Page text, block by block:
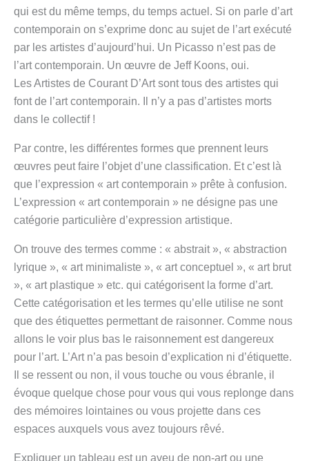
qui est du même temps, du temps actuel. Si on parle d’art
contemporain on s’exprime donc au sujet de l’art exécuté
par les artistes d’aujourd’hui. Un Picasso n’est pas de
l’art contemporain. Un œuvre de Jeff Koons, oui.
Les Artistes de Courant D’Art sont tous des artistes qui
font de l’art contemporain. Il n’y a pas d’artistes morts
dans le collectif !
Par contre, les différentes formes que prennent leurs
œuvres peut faire l’objet d’une classification. Et c’est là
que l’expression « art contemporain » prête à confusion.
L’expression « art contemporain » ne désigne pas une
catégorie particulière d’expression artistique.
On trouve des termes comme : « abstrait », « abstraction
lyrique », « art minimaliste », « art conceptuel », « art brut
», « art plastique » etc. qui catégorisent la forme d’art.
Cette catégorisation et les termes qu’elle utilise ne sont
que des étiquettes permettant de raisonner. Comme nous
allons le voir plus bas le raisonnement est dangereux
pour l’art. L’Art n’a pas besoin d’explication ni d’étiquette.
Il se ressent ou non, il vous touche ou vous ébranle, il
évoque quelque chose pour vous qui vous replonge dans
des mémoires lointaines ou vous projette dans ces
espaces auxquels vous avez toujours rêvé.
Expliquer un tableau est un aveu de non-art ou une